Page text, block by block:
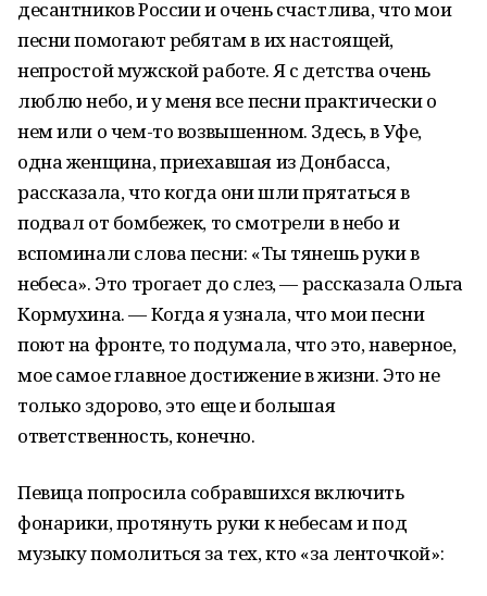
десантников России и очень счастлива, что мои
песни помогают ребятам в их настоящей,
непростой мужской работе. Я с детства очень
люблю небо, и у меня все песни практически о
нем или о чем-то возвышенном. Здесь, в Уфе,
одна женщина, приехавшая из Донбасса,
рассказала, что когда они шли прятаться в
подвал от бомбежек, то смотрели в небо и
вспоминали слова песни: «Ты тянешь руки в
небеса». Это трогает до слез, — рассказала Ольга
Кормухина. — Когда я узнала, что мои песни
поют на фронте, то подумала, что это, наверное,
мое самое главное достижение в жизни. Это не
только здорово, это еще и большая
ответственность, конечно.
Певица попросила собравшихся включить
фонарики, протянуть руки к небесам и под
музыку помолиться за тех, кто «за ленточкой»: